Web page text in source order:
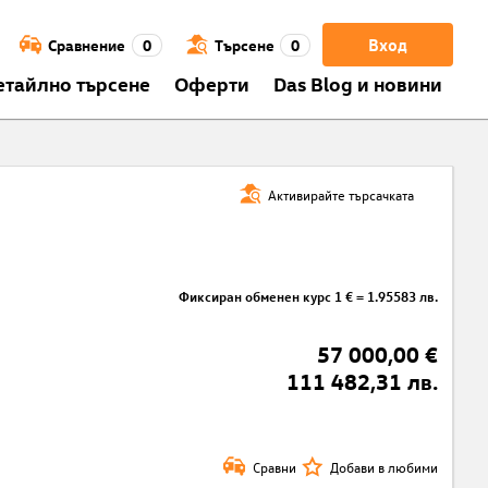
Вход
Сравнение 0 Търсене 0
търсене Оферти Das Blog и новини
Активирайте търсачката
Фиксиран обменен курс 1 € = 1.95583 лв.
57 000,00 €
111 482,31 лв.
Сравни Добави в любими